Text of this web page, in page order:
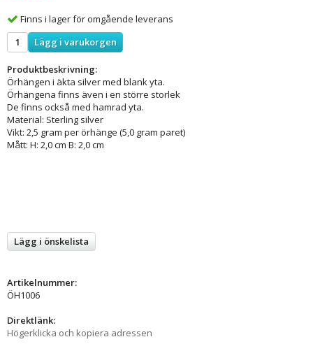
Finns i lager för omgående leverans
Lägg i varukorgen
Produktbeskrivning:
Örhängen i äkta silver med blank yta.
Örhängena finns även i en större storlek
De finns också med hamrad yta.
Material: Sterling silver
Vikt: 2,5 gram per örhänge (5,0 gram paret)
Mått: H: 2,0 cm B: 2,0 cm
Lägg i önskelista
Artikelnummer:
ÖH1006
Direktlänk:
Högerklicka och kopiera adressen